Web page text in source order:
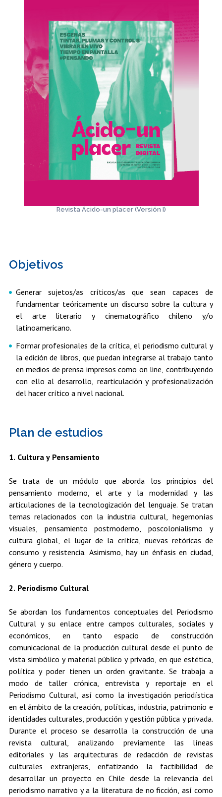
Revista Ácido-un placer (Versión I)
Objetivos
Generar sujetos/as críticos/as que sean capaces de
fundamentar teóricamente un discurso sobre la cultura y
el arte literario y cinematográfico chileno y/o
latinoamericano.
Formar profesionales de la crítica, el periodismo cultural y
la edición de libros, que puedan integrarse al trabajo tanto
en medios de prensa impresos como on line, contribuyendo
con ello al desarrollo, rearticulación y profesionalización
del hacer crítico a nivel nacional.
Plan de estudios
1. Cultura y Pensamiento
Se trata de un módulo que aborda los principios del
pensamiento moderno, el arte y la modernidad y las
articulaciones de la tecnologización del lenguaje. Se tratan
temas relacionados con la industria cultural, hegemonías
visuales, pensamiento postmoderno, poscolonialismo y
cultura global, el lugar de la crítica, nuevas retóricas de
consumo y resistencia. Asimismo, hay un énfasis en ciudad,
género y cuerpo.
2. Periodismo Cultural
Se abordan los fundamentos conceptuales del Periodismo
Cultural y su enlace entre campos culturales, sociales y
económicos, en tanto espacio de construcción
comunicacional de la producción cultural desde el punto de
vista simbólico y material público y privado, en que estética,
política y poder tienen un orden gravitante. Se trabaja a
modo de taller crónica, entrevista y reportaje en el
Periodismo Cultural, así como la investigación periodística
en el ámbito de la creación, políticas, industria, patrimonio e
identidades culturales, producción y gestión pública y privada.
Durante el proceso se desarrolla la construcción de una
revista cultural, analizando previamente las líneas
editoriales y las arquitecturas de redacción de revistas
culturales extranjeras, enfatizando la factibilidad de
desarrollar un proyecto en Chile desde la relevancia del
periodismo narrativo y a la literatura de no ficción, así como